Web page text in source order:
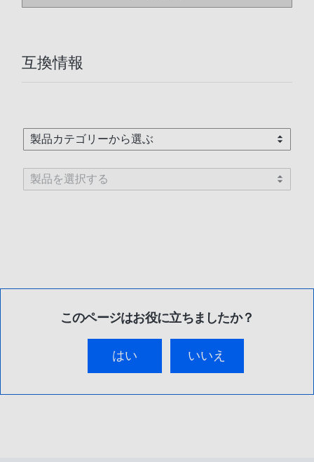
互換情報
このページはお役に立ちましたか？
はい いいえ